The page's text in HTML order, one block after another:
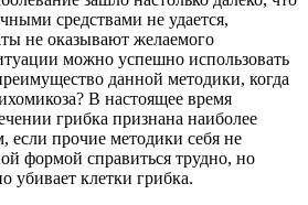
средствами не удается,
не оказывают желаемого
можно успешно использовать
данной методики, когда
В настоящее время
грибка признана наиболее
прочие методики себя не
формой справиться трудно, но
убивает клетки грибка.